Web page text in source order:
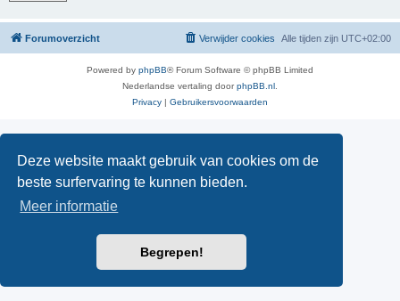
Deze website maakt gebruik van cookies om de
beste surfervaring te kunnen bieden.
Meer informatie
Begrepen!
Forumoverzicht Alle tijden zijn UTC+02:00
Verwijder cookies
Powered by phpBB® Forum Software © phpBB Limited
Nederlandse vertaling doorphpBB.nl
Privacy | Gebruikersvoorwaarden